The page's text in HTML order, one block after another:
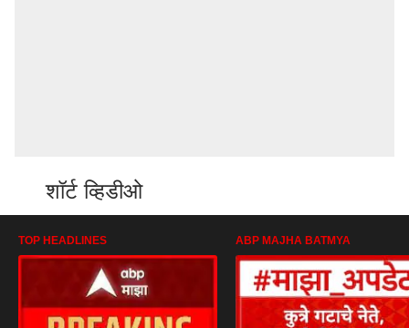
शॉर्ट व्हिडीओ
TOP HEADLINES ABP MAJHA BATMYA